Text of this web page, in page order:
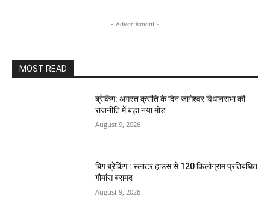
- Advertisment -
MOST READ
ब्रेकिंग: अगस्त क्रांति के दिन जागेश्वर विधानसभा की
राजनीति में बड़ा नया मोड़
August 9, 2026
बिग ब्रेकिंग : स्लाटर हाउस से 120 किलोग्राम प्रतिबंधित
गौमांस बरामद
August 9, 2026